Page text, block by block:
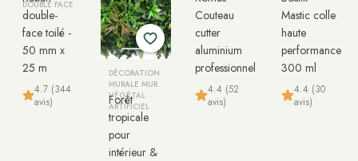
DOUBLE FACE
double-
face toilé -
50 mm x
25 m
4.7 (344
avis)
DÉCORATION
MURALE MUR
VÉGÉTAL
ARTIFICIEL
Forêt
tropicale
pour
intérieur &
Couteau
cutter
aluminium
professionnel
4.4 (52
avis)
Mastic colle
haute
performance
300 ml
4.4 (30
avis)